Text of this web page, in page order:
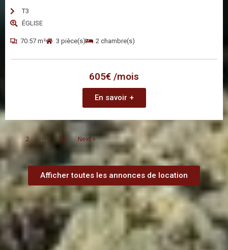
T3
ÉGLISE
70.57 m² 3 pièce(s) 2 chambre(s)
605€ /mois
En savoir +
1 2 … 28 Next »
Afficher toutes les annonces de location